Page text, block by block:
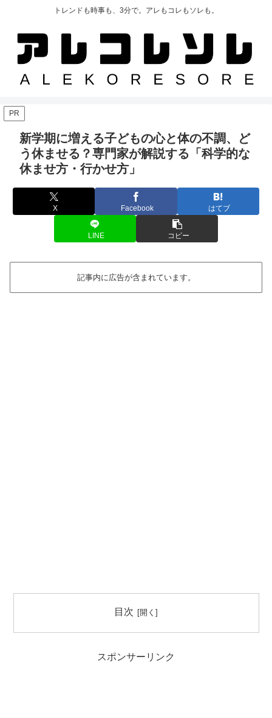
トレンドも時事も、3分で。アレもコレもソレも。
PR
新学期に増える子どもの心と体の不調、ど
う休ませる？専門家が解説する「科学的な
休ませ方・行かせ方」
X Facebook はてブ
LINE コピー
記事内に広告が含まれています。
目次
スポンサーリンク